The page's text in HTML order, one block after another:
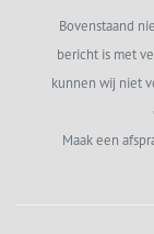
Bovenstaand
bericht is met
kunnen wij niet
Maak een